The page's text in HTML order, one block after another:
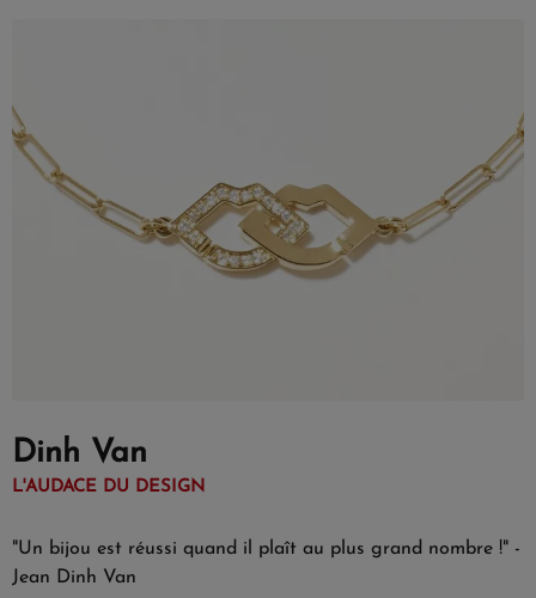
Dinh Van
L'AUDACE DU DESIGN
"Un bijou est réussi quand il plaît au plus grand nombre !" -
Jean Dinh Van